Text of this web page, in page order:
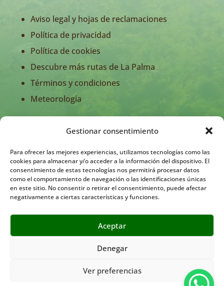
Gestionar consentimiento
Para ofrecer las mejores experiencias, utilizamos tecnologías como las
cookies para almacenar y/o acceder a la información del dispositivo. El
consentimiento de estas tecnologías nos permitirá procesar datos
como el comportamiento de navegación o las identificaciones únicas
en este sitio. No consentir o retirar el consentimiento, puede afectar
negativamente a ciertas características y funciones.
Aceptar
Denegar
Ver preferencias
Aviso legal y hojas de reclamaciones
Política de privacidad
Política de cookies
Descubre más rutas de La Palma
Términos y condiciones
Meteorología
Entidad registrada en la Consejería de Turismo del Gobierno
de Canarias bajo el número TA-4-0026452